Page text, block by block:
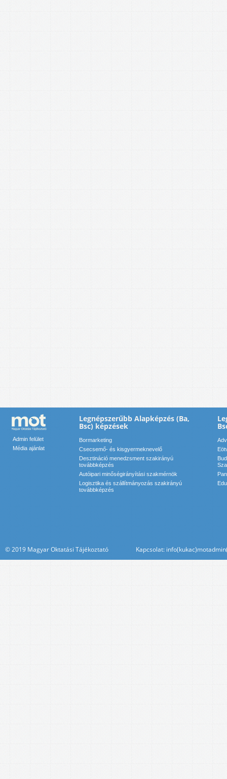
Admin felület
Média ajánlat
Legnépszerűbb Alapképzés (Ba,
Bsc) képzések
Bormarketing
Csecsemő- és kisgyermeknevelő
Desztináció menedzsment szakirányú
továbbképzés
Autóipari minőségirányítási szakmérnök
Logisztika és szállítmányozás szakirányú
továbbképzés
© 2019 Magyar Oktatási Tájékoztató Kapcsolat: